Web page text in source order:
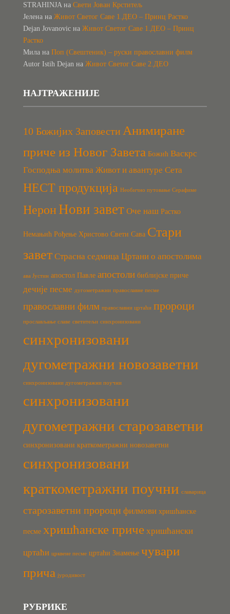
STRAHINJAна Свети Јован Крститељ
Јелена на Живот Светог Саве 1.ДЕО – Принц Растко
Dejan Jovanovicна Живот Светог Саве 1.ДЕО – Принц
Растко
Мила на Поп (Свештеник) – руски православни филм
Autor Istih Dejan на Живот Светог Саве 2.ДЕО
НАЈТРАЖЕНИЈЕ
10 Божијих Заповести Анимиране
приче из Новог Завета Божић Васкрс
Господња молитва Живот и авантуре Сета
НЕСТ продукција Необично путовање Серафиме
Нерон Нови завет Оче наш Растко
Немањић Рођење Христово Свети Сава Стари
завет Страсна седмица Цртани о апостолима
ава Јустин апостол Павле апостоли библијске приче
дечије песме дугометражни православне песме
православни филм православни цртаћи пророци
прослављање славе светитељи синхронизовани
синхронизовани
дугометражни новозаветни
синхронизовани дугометражни поучни
синхронизовани
дугометражни старозаветни
синхронизовани краткометражни новозаветни
синхронизовани
краткометражни поучни славарица
старозаветни пророци филмови хришћанске
песме хришћанске приче хришћански
цртаћи црквене песме цртаћи Знамење чувари
прича јуродивост
РУБРИКЕ